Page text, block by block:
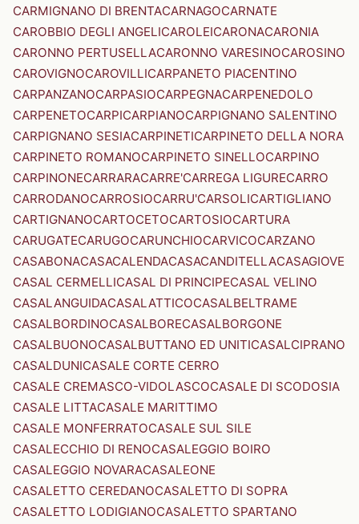
CARMIGNANO DI BRENTACARNAGOCARNATE
CAROBBIO DEGLI ANGELICAROLEICARONACARONIA
CARONNO PERTUSELLACARONNO VARESINOCAROSINO
CAROVIGNOCAROVILLICARPANETO PIACENTINO
CARPANZANOCARPASIOCARPEGNACARPENEDOLO
CARPENETOCARPICARPIANOCARPIGNANO SALENTINO
CARPIGNANO SESIACARPINETICARPINETO DELLA NORA
CARPINETO ROMANOCARPINETO SINELLOCARPINO
CARPINONECARRARACARRE'CARREGA LIGURECARRO
CARRODANOCARROSIOCARRU'CARSOLICARTIGLIANO
CARTIGNANOCARTOCETOCARTOSIOCARTURA
CARUGATECARUGOCARUNCHIOCARVICOCARZANO
CASABONACASACALENDACASACANDITELLACASAGIOVE
CASAL CERMELLICASAL DI PRINCIPECASAL VELINO
CASALANGUIDACASALATTICOCASALBELTRAME
CASALBORDINOCASALBORECASALBORGONE
CASALBUONOCASALBUTTANO ED UNITICASALCIPRANO
CASALDUNICASALE CORTE CERRO
CASALE CREMASCO-VIDOLASCOCASALE DI SCODOSIA
CASALE LITTACASALE MARITTIMO
CASALE MONFERRATOCASALE SUL SILE
CASALECCHIO DI RENOCASALEGGIO BOIRO
CASALEGGIO NOVARACASALEONE
CASALETTO CEREDANOCASALETTO DI SOPRA
CASALETTO LODIGIANOCASALETTO SPARTANO